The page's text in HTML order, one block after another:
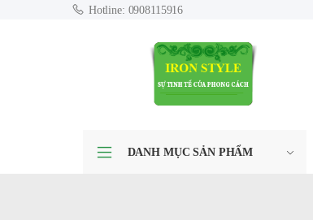
Hotline: 0908115916
DANH MỤC SẢN PHẨM